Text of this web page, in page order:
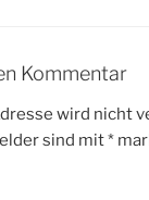
Kommentar
wird nicht
sind mit*